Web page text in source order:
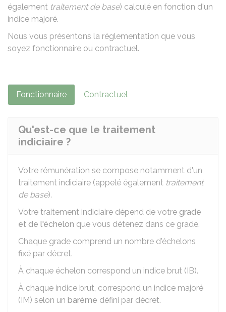
également traitement de base) calculé en fonction d'un
indice majoré.
Nous vous présentons la réglementation que vous
soyez fonctionnaire ou contractuel.
Fonctionnaire Contractuel
Qu'est-ce que le traitement
indiciaire ?
Votre rémunération se compose notamment d'un
traitement indiciaire (appelé également traitement
de base).
Votre traitement indiciaire dépend de votre grade
et de l'échelon que vous détenez dans ce grade.
Chaque grade comprend un nombre d'échelons
fixé par décret.
À chaque échelon correspond un indice brut (IB).
À chaque indice brut, correspond un indice majoré
(IM) selon un barème défini par décret.